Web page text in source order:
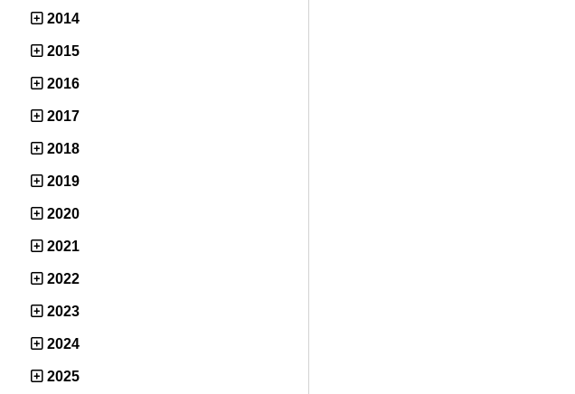
2014
2015
2016
2017
2018
2019
2020
2021
2022
2023
2024
2025